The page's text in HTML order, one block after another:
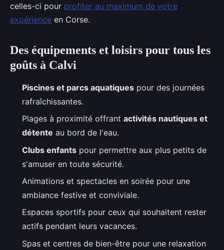
celles-ci pour profiter au maximum de votre
expérience en Corse.
Des équipements et loisirs pour tous les
goûts à Calvi
Piscines et parcs aquatiques pour des journées
rafraîchissantes.
Plages à proximité offrant activités nautiques et
détente au bord de l'eau.
Clubs enfants pour permettre aux plus petits de
s'amuser en toute sécurité.
Animations et spectacles en soirée pour une
ambiance festive et conviviale.
Espaces sportifs pour ceux qui souhaitent rester
actifs pendant leurs vacances.
Spas et centres de bien-être pour une relaxation